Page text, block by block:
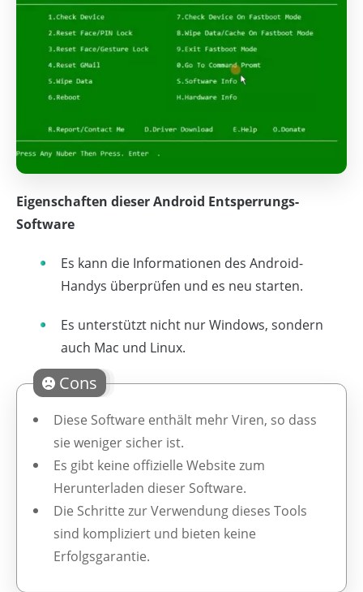
Eigenschaften dieser Android Entsperrungs-
Software
Es kann die Informationen des Android-
Handys überprüfen und es neu starten.
Es unterstützt nicht nur Windows, sondern
auch Mac und Linux.
Cons
Diese Software enthält mehr Viren, so dass
sie weniger sicher ist.
Es gibt keine offizielle Website zum
Herunterladen dieser Software.
Die Schritte zur Verwendung dieses Tools
sind kompliziert und bieten keine
Erfolgsgarantie.